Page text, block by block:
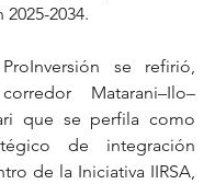
2034.
se refirió,
Matarani–Ilo–
que se perfila como
de integración
de la Iniciativa IIRSA,